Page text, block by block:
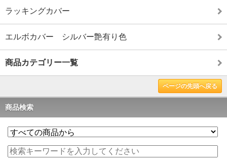
ラッキングカバー
エルボカバー シルバー艶有り色
商品カテゴリー一覧
ページの先頭へ戻る
商品検索